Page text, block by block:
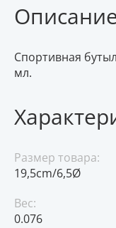
Спортивная
мл.
Размер товара:
19,5cm/6,5Ø
Вес:
0.076